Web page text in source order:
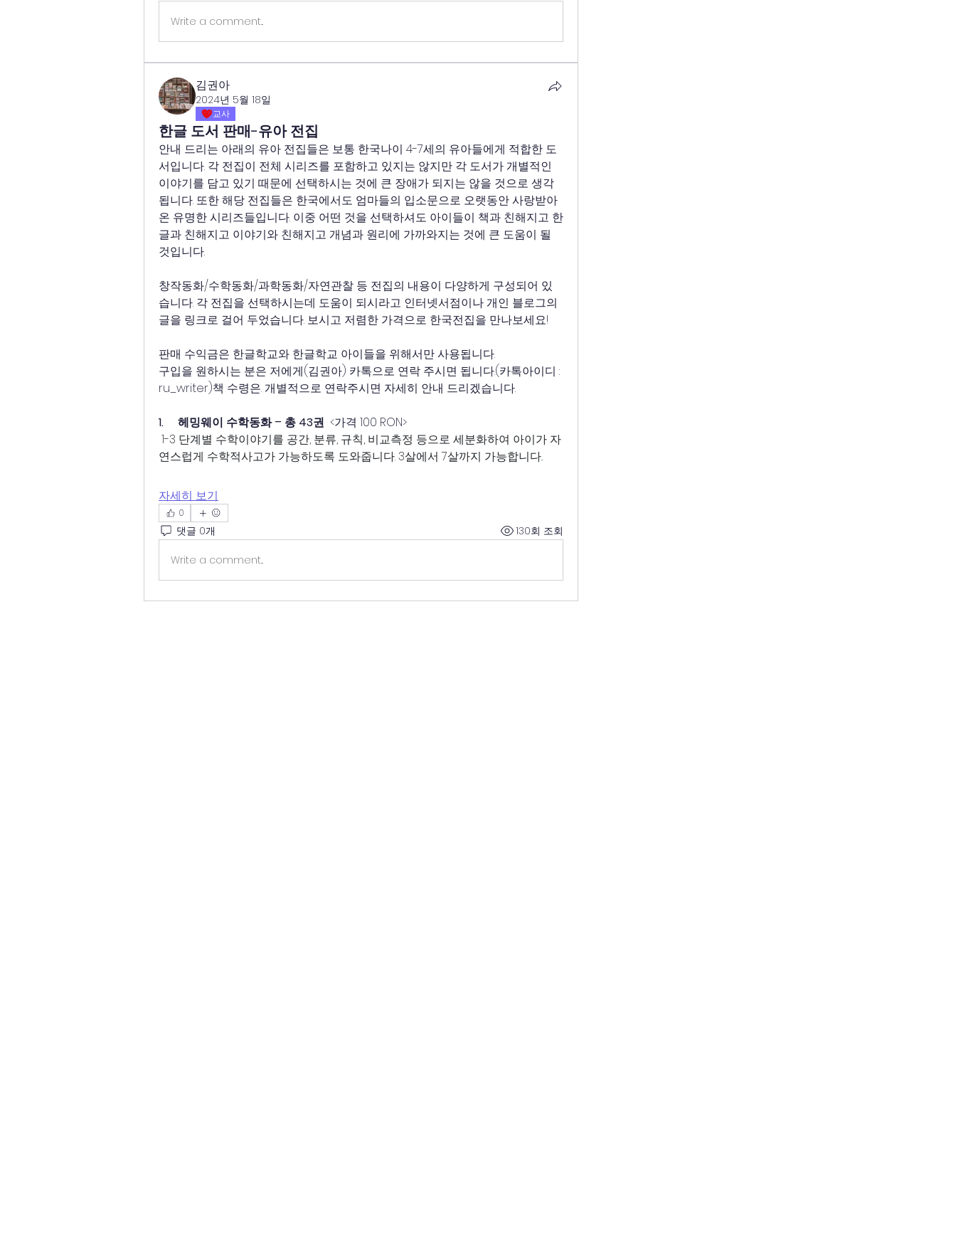
Write a comment...
김권아
2024년 5월 18일
교사
한글 도서 판매-유아 전집
안내 드리는 아래의 유아 전집들은 보통 한국나이 4-7세의 유아들에게 적합한 도
서입니다. 각 전집이 전체 시리즈를 포함하고 있지는 않지만 각 도서가 개별적인
이야기를 담고 있기 때문에 선택하시는 것에 큰 장애가 되지는 않을 것으로 생각
됩니다. 또한 해당 전집들은 한국에서도 엄마들의 입소문으로 오랫동안 사랑받아
온 유명한 시리즈들입니다. 이중 어떤 것을 선택하셔도 아이들이 책과 친해지고 한
글과 친해지고 이야기와 친해지고 개념과 원리에 가까와지는 것에 큰 도움이 될
것입니다.
창작동화/수학동화/과학동화/자연관찰 등 전집의 내용이 다양하게 구성되어 있
습니다. 각 전집을 선택하시는데 도움이 되시라고 인터넷서점이나 개인 블로그의
글을 링크로 걸어 두었습니다. 보시고 저렴한 가격으로 한국전집을 만나보세요!
판매 수익금은 한글학교와 한글학교 아이들을 위해서만 사용됩니다.
구입을 원하시는 분은 저에게(김권아) 카톡으로 연락 주시면 됩니다.(카톡아이디 :
ru_writer)책 수령은. 개별적으로 연락주시면 자세히 안내 드리겠습니다.
1.     헤밍웨이 수학동화 – 총 43권
  <가격 100 RON>
연스럽게 수학적사고가 가능하도록 도와줍니다. 3살에서 7살까지 가능합니다..
자세히 보기
0
댓글 0개 130회 조회
Write a comment...